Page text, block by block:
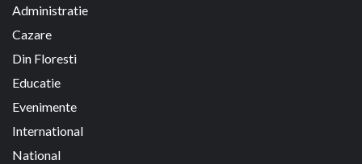
Administratie
Cazare
Din Floresti
Educatie
Evenimente
International
National